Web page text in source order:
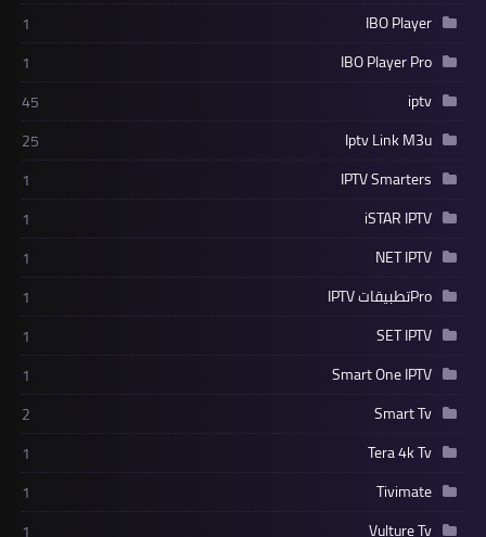
IBO Player
1
IBO Player Pro
1
iptv
45
Iptv Link M3u
25
IPTV Smarters
1
iSTAR IPTV
1
NET IPTV
1
Proتطبيقات IPTV
1
SET IPTV
1
Smart One IPTV
1
Smart Tv
2
Tera 4k Tv
1
Tivimate
1
Vulture Tv